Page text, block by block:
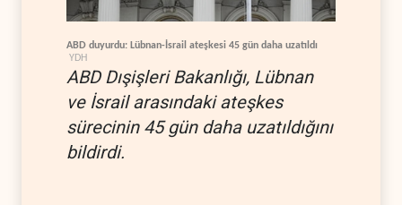
ABD duyurdu: Lübnan-İsrail ateşkesi 45 gün daha uzatıldı
YDH
ABD Dışişleri Bakanlığı, Lübnan
ve İsrail arasındaki ateşkes
sürecinin 45 gün daha uzatıldığını
bildirdi.